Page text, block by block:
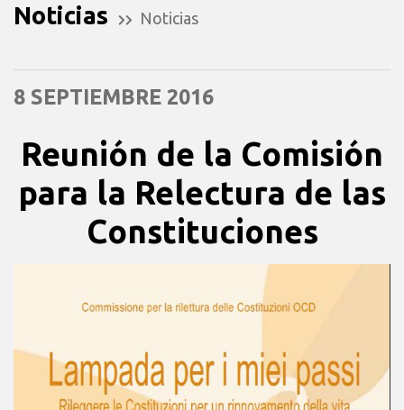
Noticias Noticias
8 SEPTIEMBRE 2016
Reunión de la Comisión
para la Relectura de las
Constituciones